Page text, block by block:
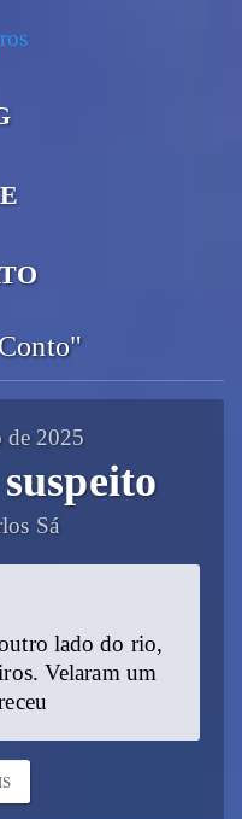
de 2025
Sá
lado do rio,
Velaram um